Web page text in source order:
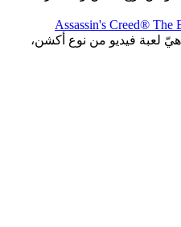
لعبة فيديو من نوع أكشن،